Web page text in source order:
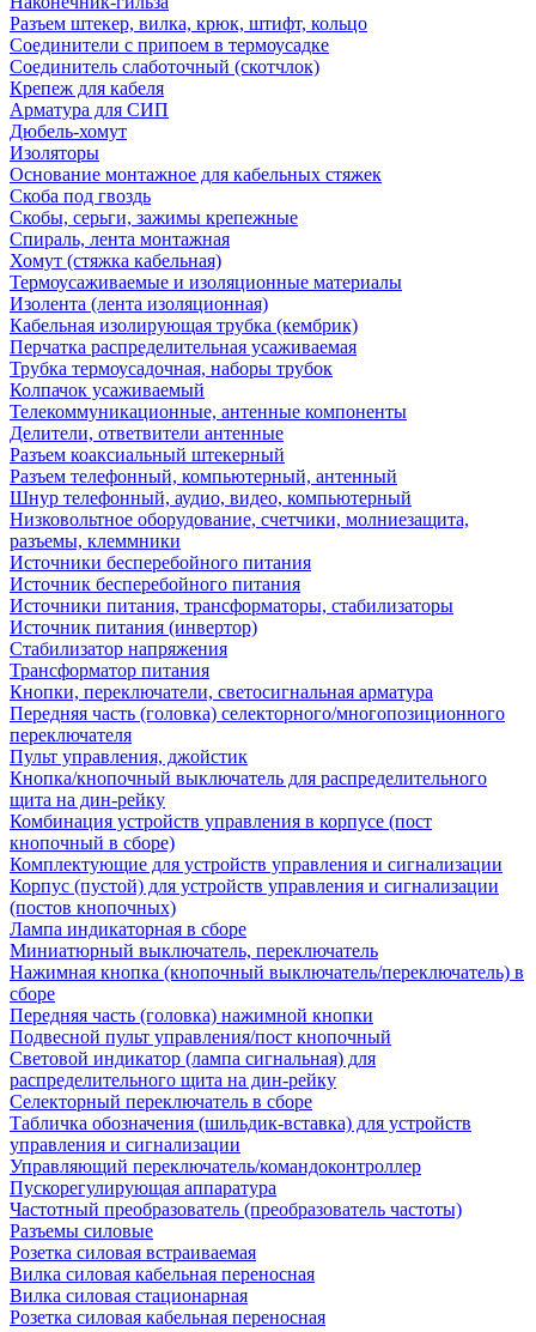
Разъем штекер, вилка, крюк, штифт, кольцо
Соединители с припоем в термоусадке
Соединитель слаботочный (скотчлок)
Крепеж для кабеля
Арматура для СИП
Дюбель-хомут
Изоляторы
Основание монтажное для кабельных стяжек
Скоба под гвоздь
Скобы, серьги, зажимы крепежные
Спираль, лента монтажная
Хомут (стяжка кабельная)
Термоусаживаемые и изоляционные материалы
Изолента (лента изоляционная)
Кабельная изолирующая трубка (кембрик)
Перчатка распределительная усаживаемая
Трубка термоусадочная, наборы трубок
Колпачок усаживаемый
Телекоммуникационные, антенные компоненты
Делители, ответвители антенные
Разъем коаксиальный штекерный
Разъем телефонный, компьютерный, антенный
Шнур телефонный, аудио, видео, компьютерный
Низковольтное оборудование, счетчики, молниезащита,
разъемы, клеммники
Источники бесперебойного питания
Источник бесперебойного питания
Источники питания, трансформаторы, стабилизаторы
Источник питания (инвертор)
Стабилизатор напряжения
Трансформатор питания
Кнопки, переключатели, светосигнальная арматура
Передняя часть (головка) селекторного/многопозиционного
переключателя
Пульт управления, джойстик
Кнопка/кнопочный выключатель для распределительного
щита на дин-рейку
Комбинация устройств управления в корпусе (пост
кнопочный в сборе)
Комплектующие для устройств управления и сигнализации
Корпус (пустой) для устройств управления и сигнализации
(постов кнопочных)
Лампа индикаторная в сборе
Миниатюрный выключатель, переключатель
Нажимная кнопка (кнопочный выключатель/переключатель) в
сборе
Передняя часть (головка) нажимной кнопки
Подвесной пульт управления/пост кнопочный
Световой индикатор (лампа сигнальная) для
распределительного щита на дин-рейку
Селекторный переключатель в сборе
Табличка обозначения (шильдик-вставка) для устройств
управления и сигнализации
Управляющий переключатель/командоконтроллер
Пускорегулирующая аппаратура
Частотный преобразователь (преобразователь частоты)
Разъемы силовые
Розетка силовая встраиваемая
Вилка силовая кабельная переносная
Вилка силовая стационарная
Розетка силовая кабельная переносная